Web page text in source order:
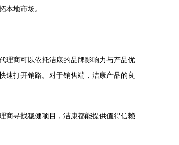
本地市场。
理商可以依托洁康的品牌影响力与产品优
速打开销路。对于销售端，洁康产品的良
商寻找稳健项目，洁康都能提供值得信赖